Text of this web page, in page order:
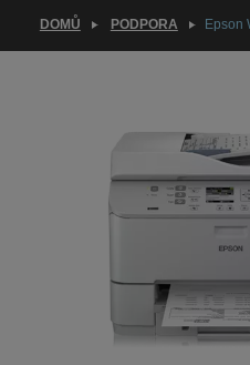
DOMŮ PODPORA Epson